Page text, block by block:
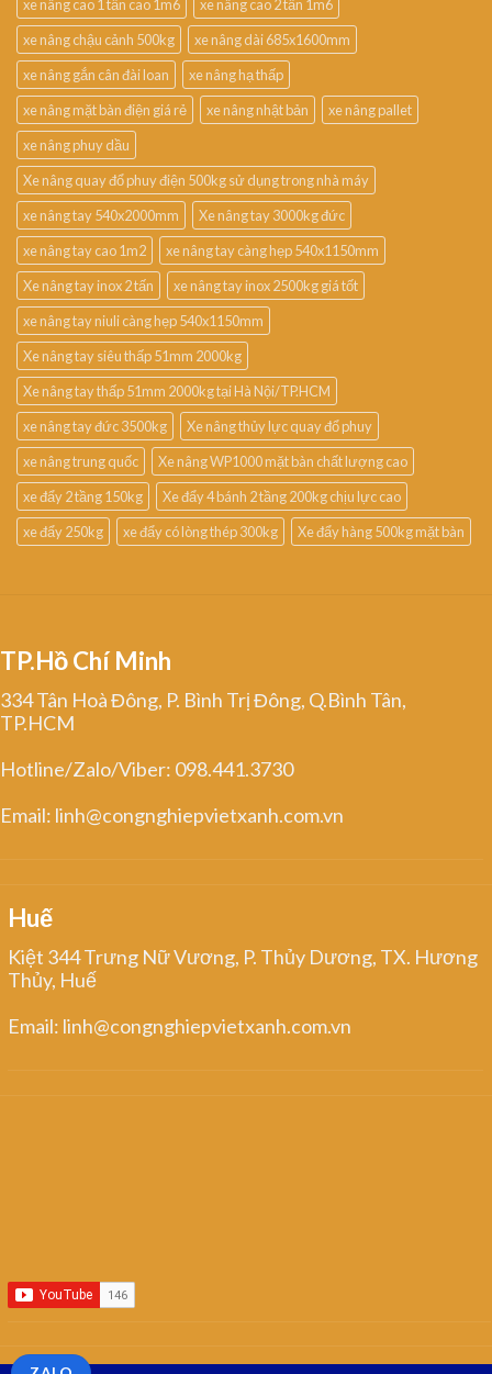
xe nâng cao 1 tấn cao 1m6
xe nâng cao 2 tấn 1m6
xe nâng chậu cảnh 500kg
xe nâng dài 685x1600mm
xe nâng gắn cân đài loan
xe nâng hạ thấp
xe nâng mặt bàn điện giá rẻ
xe nâng nhật bản
xe nâng pallet
xe nâng phuy dầu
Xe nâng quay đổ phuy điện 500kg sử dụng trong nhà máy
xe nâng tay 540x2000mm
Xe nâng tay 3000kg đức
xe nâng tay cao 1m2
xe nâng tay càng hẹp 540x1150mm
Xe nâng tay inox 2 tấn
xe nâng tay inox 2500kg giá tốt
xe nâng tay niuli càng hẹp 540x1150mm
Xe nâng tay siêu thấp 51mm 2000kg
Xe nâng tay thấp 51mm 2000kg tại Hà Nội/TP.HCM
xe nâng tay đức 3500kg
Xe nâng thủy lực quay đổ phuy
xe nâng trung quốc
Xe nâng WP1000 mặt bàn chất lượng cao
xe đẩy 2 tầng 150kg
Xe đẩy 4 bánh 2 tầng 200kg chịu lực cao
xe đẩy 250kg
xe đẩy có lòng thép 300kg Xe đẩy hàng 500kg mặt bàn
TP.Hồ Chí Minh
334 Tân Hoà Đông, P. Bình Trị Đông, Q.Bình Tân,
TP.HCM
Hotline/Zalo/Viber: 098.441.3730
Email: linh@congnghiepvietxanh.com.vn
Huế
Kiệt 344 Trưng Nữ Vương, P. Thủy Dương, TX. Hương
Thủy, Huế
Email: linh@congnghiepvietxanh.com.vn